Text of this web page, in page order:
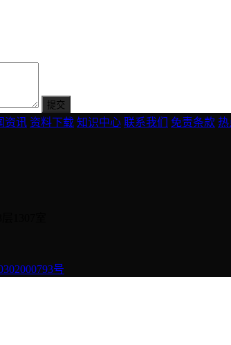
资讯 资料下载 知识中心 联系我们 免责条款 热
号